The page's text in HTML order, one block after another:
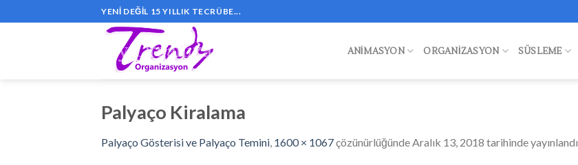
to
YENI DEĞIL 15 YILLIK TECRÜBE...
ANIMASYON ORGANIZASYON SÜSLEME
Palyaço Kiralama
Palyaço Gösterisi ve Palyaço Temini 1600 × 1067çözünürlüğünde Aralık 13, 2018 tarihinde yayınlandı